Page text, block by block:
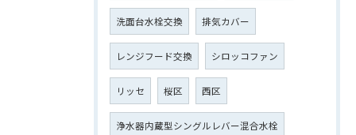
洗面台水栓交換 排気カバー
レンジフード交換 シロッコファン
リッセ 桜区 西区
浄水器内蔵型シングルレバー混合水栓